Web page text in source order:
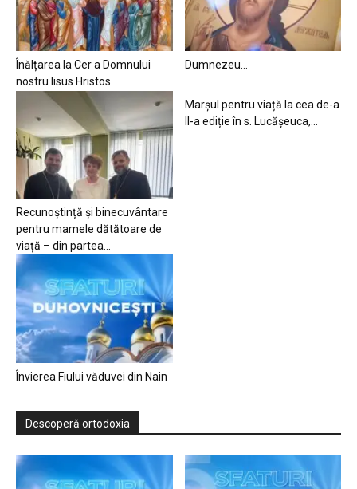
Înălțarea la Cer a Domnului
nostru Iisus Hristos
Dumnezeu…
Recunoștință și binecuvântare
pentru mamele dătătoare de
viață – din partea...
Marșul pentru viață la cea de-a
II-a ediție în s. Lucășeuca,...
Învierea Fiului văduvei din Nain
Descoperă ortodoxia